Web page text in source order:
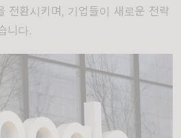
전환시키며, 기업들이 새로운 전략
니다.